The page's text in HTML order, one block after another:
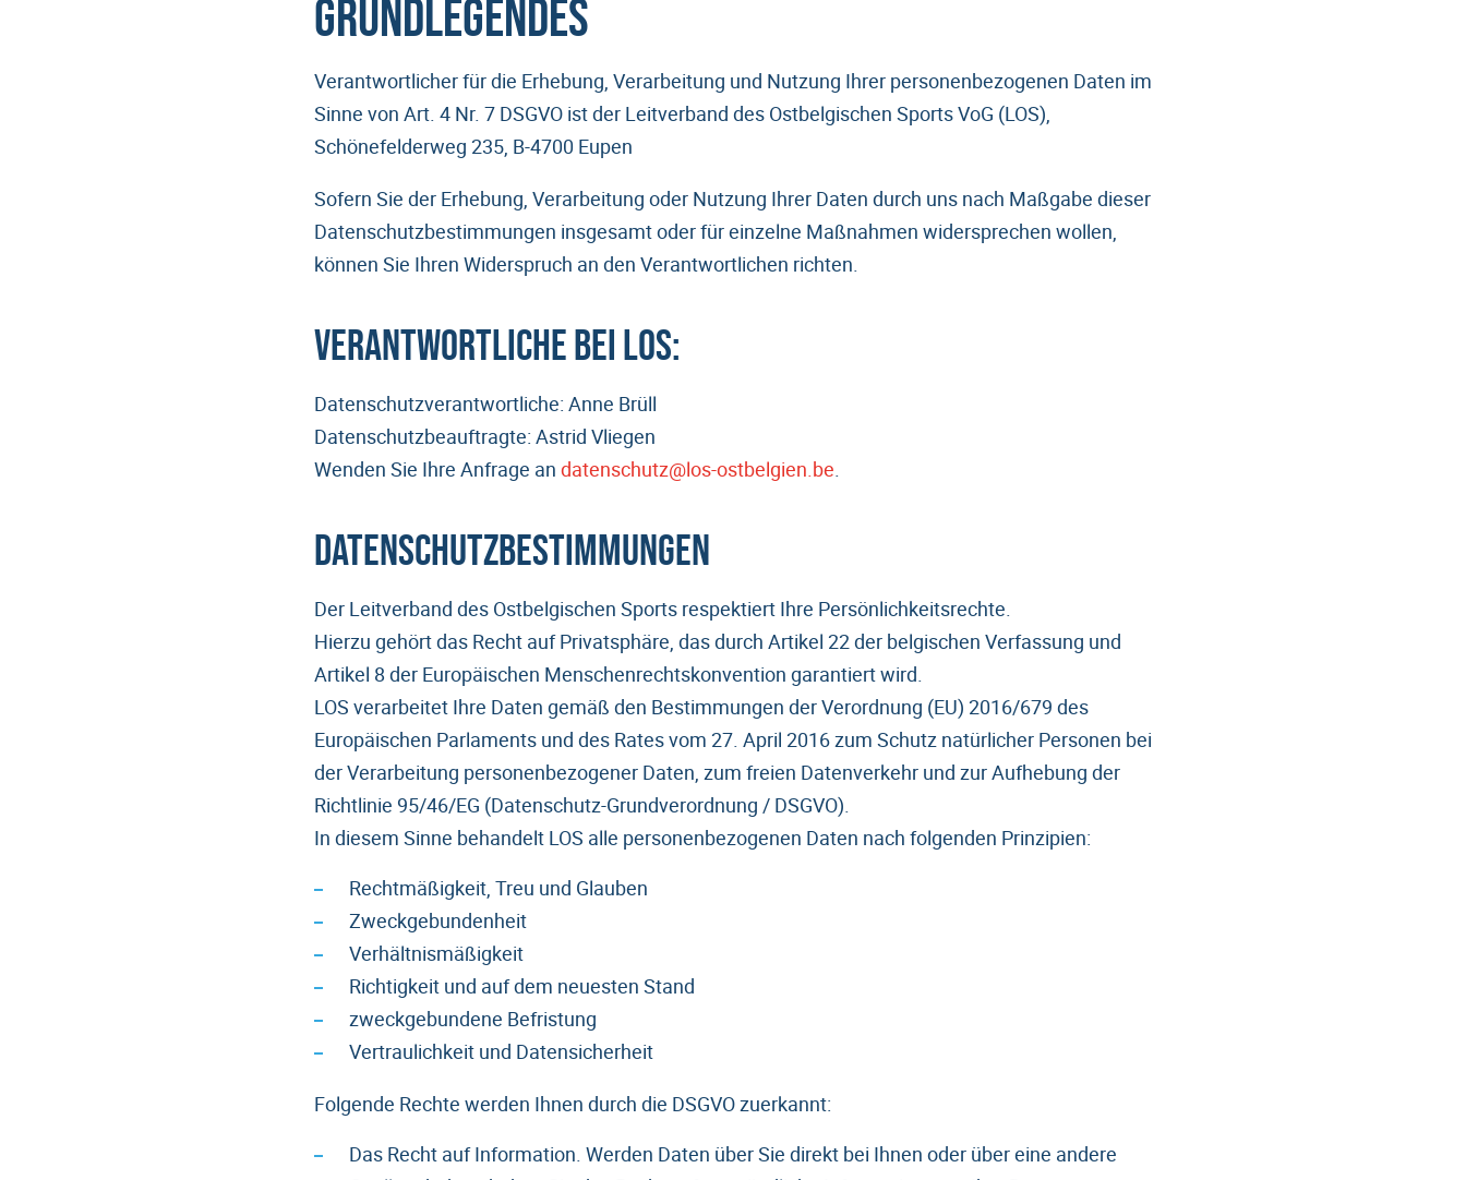
Grundlegendes
Verantwortlicher für die Erhebung, Verarbeitung und Nutzung Ihrer personenbezogenen Daten im
Sinne von Art. 4 Nr. 7 DSGVO ist der Leitverband des Ostbelgischen Sports VoG (LOS),
Schönefelderweg 235, B-4700 Eupen
Sofern Sie der Erhebung, Verarbeitung oder Nutzung Ihrer Daten durch uns nach Maßgabe dieser
Datenschutzbestimmungen insgesamt oder für einzelne Maßnahmen widersprechen wollen,
können Sie Ihren Widerspruch an den Verantwortlichen richten.
Verantwortliche bei LOS:
Datenschutzverantwortliche: Anne Brüll
Datenschutzbeauftragte: Astrid Vliegen
Wenden Sie Ihre Anfrage an datenschutz@los-ostbelgien.be.
Datenschutzbestimmungen
Der Leitverband des Ostbelgischen Sports respektiert Ihre Persönlichkeitsrechte.
Hierzu gehört das Recht auf Privatsphäre, das durch Artikel 22 der belgischen Verfassung und
Artikel 8 der Europäischen Menschenrechtskonvention garantiert wird.
LOS verarbeitet Ihre Daten gemäß den Bestimmungen der Verordnung (EU) 2016/679 des
Europäischen Parlaments und des Rates vom 27. April 2016 zum Schutz natürlicher Personen bei
der Verarbeitung personenbezogener Daten, zum freien Datenverkehr und zur Aufhebung der
Richtlinie 95/46/EG (Datenschutz-Grundverordnung / DSGVO).
In diesem Sinne behandelt LOS alle personenbezogenen Daten nach folgenden Prinzipien:
Rechtmäßigkeit, Treu und Glauben
Zweckgebundenheit
Verhältnismäßigkeit
Richtigkeit und auf dem neuesten Stand
zweckgebundene Befristung
Vertraulichkeit und Datensicherheit
Folgende Rechte werden Ihnen durch die DSGVO zuerkannt:
Das Recht auf Information. Werden Daten über Sie direkt bei Ihnen oder über eine andere